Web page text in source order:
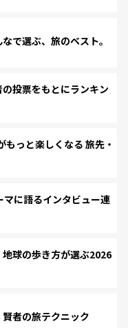
で選ぶ、旅のベスト。
投票をもとにランキン
っと楽しくなる 旅先・
に語るインタビュー連
球の歩き方が選ぶ2026
者の旅テクニック